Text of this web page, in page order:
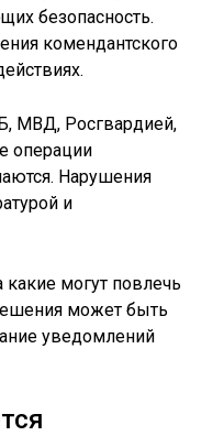
безопасность.
комендантского
МВД, Росгвардией,
операции
Нарушения
и
могут повлечь
может быть
уведомлений